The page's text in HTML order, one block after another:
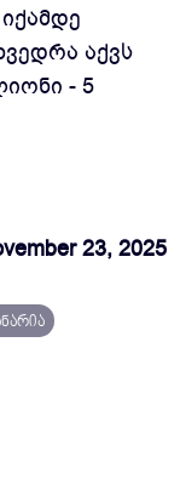
აქვს
- 5
23, 2025